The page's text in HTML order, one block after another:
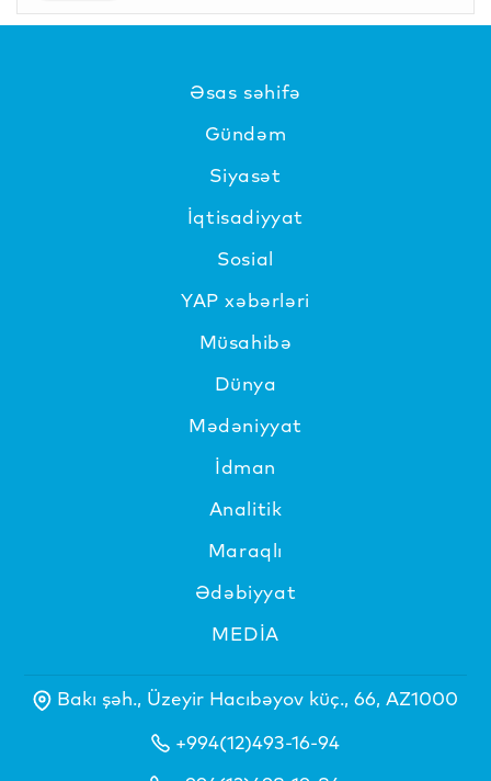
Əsas səhifə
Gündəm
Siyasət
İqtisadiyyat
Sosial
YAP xəbərləri
Müsahibə
Dünya
Mədəniyyat
İdman
Analitik
Maraqlı
Ədəbiyyat
MEDİA
Bakı şəh., Üzeyir Hacıbəyov küç., 66, AZ1000
+994(12)493-16-94